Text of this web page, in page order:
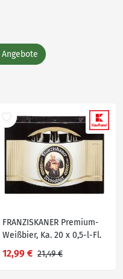
Angebote
FRANZISKANER Premium-
Weißbier, Ka. 20 x 0,5-l-Fl.
12,99 € 21,49 €